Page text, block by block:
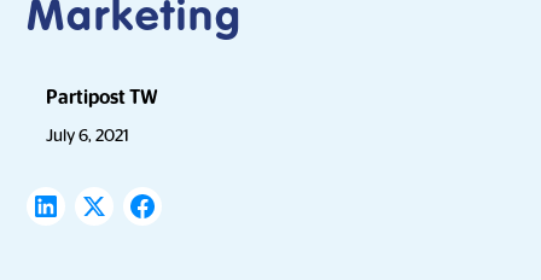
Marketing
Partipost TW
July 6, 2021